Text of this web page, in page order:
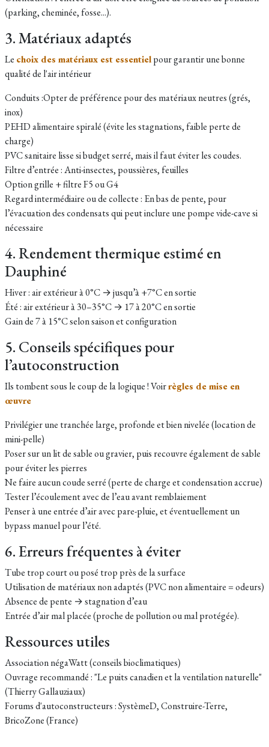
(parking, cheminée, fosse...).
3. Matériaux adaptés
Le choix des matériaux est essentielpour garantir une bonne
qualité de l'air intérieur
Conduits :Opter de préférence pour des matériaux neutres (grés,
inox)
PEHD alimentaire spiralé (évite les stagnations, faible perte de
charge)
PVC sanitaire lisse si budget serré, mais il faut éviter les coudes.
Filtre d’entrée : Anti-insectes, poussières, feuilles
Option grille + filtre F5 ou G4
Regard intermédiaire ou de collecte : En bas de pente, pour
l’évacuation des condensats qui peut inclure une pompe vide-cave si
nécessaire
4. Rendement thermique estimé en
Dauphiné
Hiver : air extérieur à 0°C → jusqu’à +7°C en sortie
Été : air extérieur à 30–35°C → 17 à 20°C en sortie
Gain de 7 à 15°C selon saison et configuration
5. Conseils spécifiques pour
l’autoconstruction
Ils tombent sous le coup de la logique ! Voirrègles de mise en
œuvre
Privilégier une tranchée large, profonde et bien nivelée (location de
mini-pelle)
Poser sur un lit de sable ou gravier, puis recouvre également de sable
pour éviter les pierres
Ne faire aucun coude serré (perte de charge et condensation accrue)
Tester l’écoulement avec de l’eau avant remblaiement
Penser à une entrée d’air avec pare-pluie, et éventuellement un
bypass manuel pour l’été.
6. Erreurs fréquentes à éviter
Tube trop court ou posé trop près de la surface
Utilisation de matériaux non adaptés (PVC non alimentaire = odeurs)
Absence de pente → stagnation d’eau
Entrée d’air mal placée (proche de pollution ou mal protégée).
Ressources utiles
Association négaWatt (conseils bioclimatiques)
Ouvrage recommandé : "Le puits canadien et la ventilation naturelle"
(Thierry Gallauziaux)
Forums d'autoconstructeurs : SystèmeD, Construire-Terre,
BricoZone (France)